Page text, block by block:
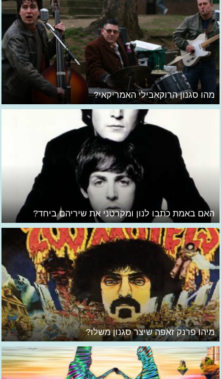
מהו סגנון הרוקאבילי האמריקאי?
האם באמת כתבו לנון ומקרטני את שיריהם ביחד?
מיהו פרנק זאפה שיצר סגנון משלו?